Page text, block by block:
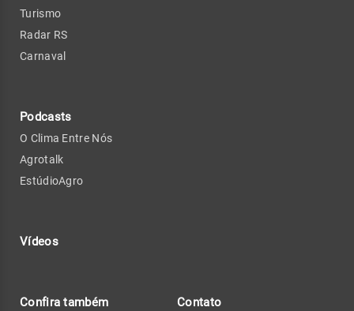
Turismo
Radar RS
Carnaval
Podcasts
O Clima Entre Nós
Agrotalk
EstúdioAgro
Vídeos
Confira também Contato